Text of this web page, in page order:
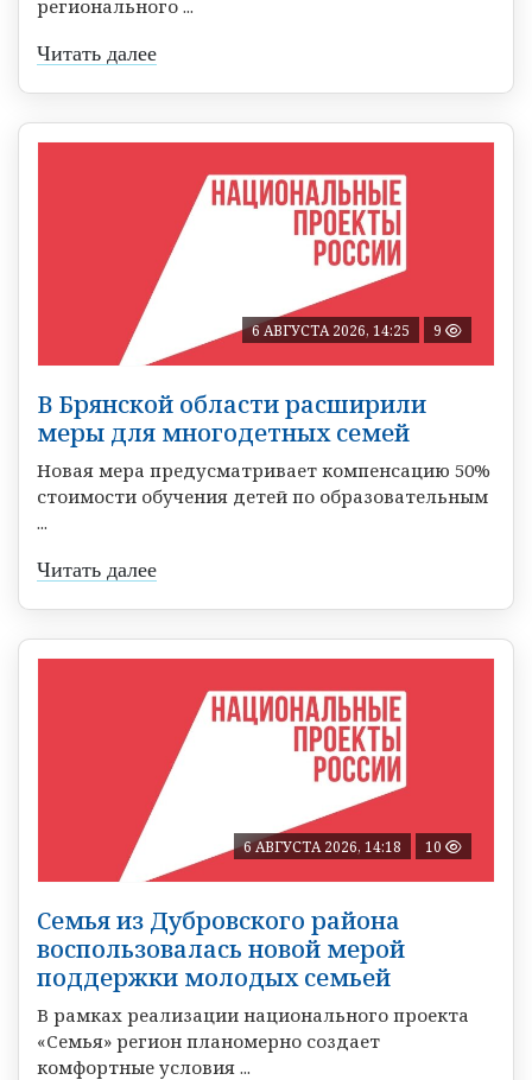
регионального ...
Читать далее
6 АВГУСТА 2026, 14:25 9
В Брянской области расширили
меры для многодетных семей
Новая мера предусматривает компенсацию 50%
стоимости обучения детей по образовательным
...
Читать далее
6 АВГУСТА 2026, 14:18 10
Семья из Дубровского района
воспользовалась новой мерой
поддержки молодых семьей
В рамках реализации национального проекта
«Семья» регион планомерно создает
комфортные условия ...